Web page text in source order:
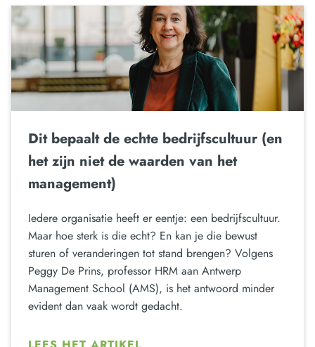
Dit bepaalt de echte bedrijfscultuur (en
het zijn niet de waarden van het
management)
Iedere organisatie heeft er eentje: een bedrijfscultuur.
Maar hoe sterk is die echt? En kan je die bewust
sturen of veranderingen tot stand brengen? Volgens
Peggy De Prins, professor HRM aan Antwerp
Management School (AMS), is het antwoord minder
evident dan vaak wordt gedacht.